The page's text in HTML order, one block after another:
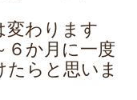
変わります
６か月に一度
らと思いま